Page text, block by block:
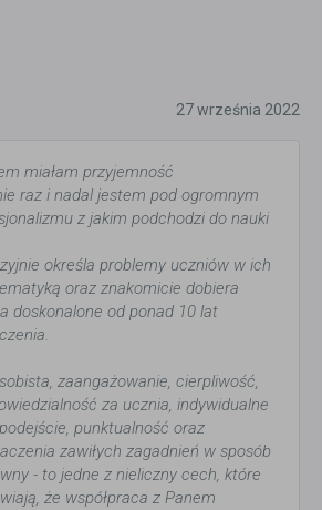
27 września 2022
miałam przyjemność
raz i nadal jestem pod ogromnym
z jakim podchodzi do nauki
określa problemy uczniów w ich
oraz znakomicie dobiera
doskonalone od ponad 10 lat
zaangażowanie, cierpliwość,
za ucznia, indywidualne
punktualność oraz
zawiłych zagadnień w sposób
- to jedne z nieliczny cech, które
że współpraca z Panem